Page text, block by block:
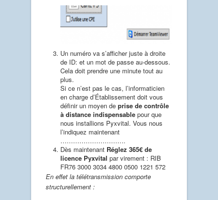
Un numéro va s’afficher juste à droite
de ID: et un mot de passe au-dessous.
Cela doit prendre une minute tout au
plus.
Si ce n’est pas le cas, l’informaticien
en charge d’Établissement doit vous
définir un moyen de prise de contrôle
à distance indispensable pour que
nous installions Pyxvital. Vous nous
l’indiquez maintenant
………………………….
Dès maintenant Réglez 365€ de
licence Pyxvital par virement : RIB
FR76 3000 3034 4800 0500 1221 572
En effet la télétransmission comporte
structurellement :